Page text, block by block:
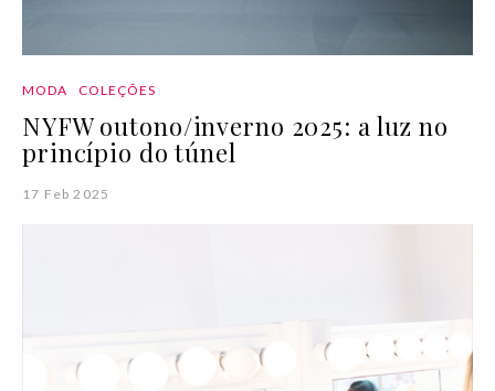
MODA COLEÇÕES
NYFW outono/inverno 2025: a luz no
princípio do túnel
17 Feb 2025